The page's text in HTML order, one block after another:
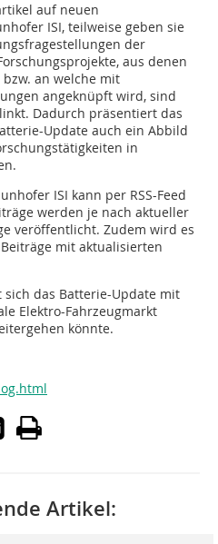
auf neuen
ISI, teilweise geben sie
der
aus denen
an welche mit
angeknüpft wird, sind
Dadurch präsentiert das
Update auch ein Abbild
in
ISI kann per RSS-Feed
werden je nach aktueller
veröffentlicht. Zudem wird es
mit aktualisierten
sich das Batterie-Update mit
Elektro-Fahrzeugmarkt
könnte.
Artikel: